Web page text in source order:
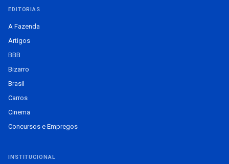
EDITORIAS
A Fazenda
Artigos
BBB
Bizarro
Brasil
Carros
Cinema
Concursos e Empregos
INSTITUCIONAL